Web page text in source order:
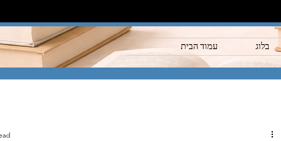
עמוד הבית בלוג